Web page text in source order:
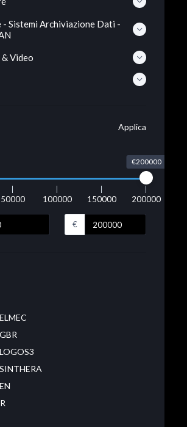
- Sistemi Archiviazione Dati -
Video
Applica
€200000
50000 100000 150000 200000
€